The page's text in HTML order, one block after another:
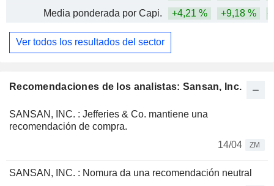
Recomendaciones de los analistas: Sansan, Inc.
SANSAN, INC. : Jefferies & Co. mantiene una
recomendación de compra.
14/04
ZM
SANSAN, INC. : Nomura da una recomendación neutral
Media ponderada por Capi.
+4,21 % +9,18 %
Ver todos los resultados del sector